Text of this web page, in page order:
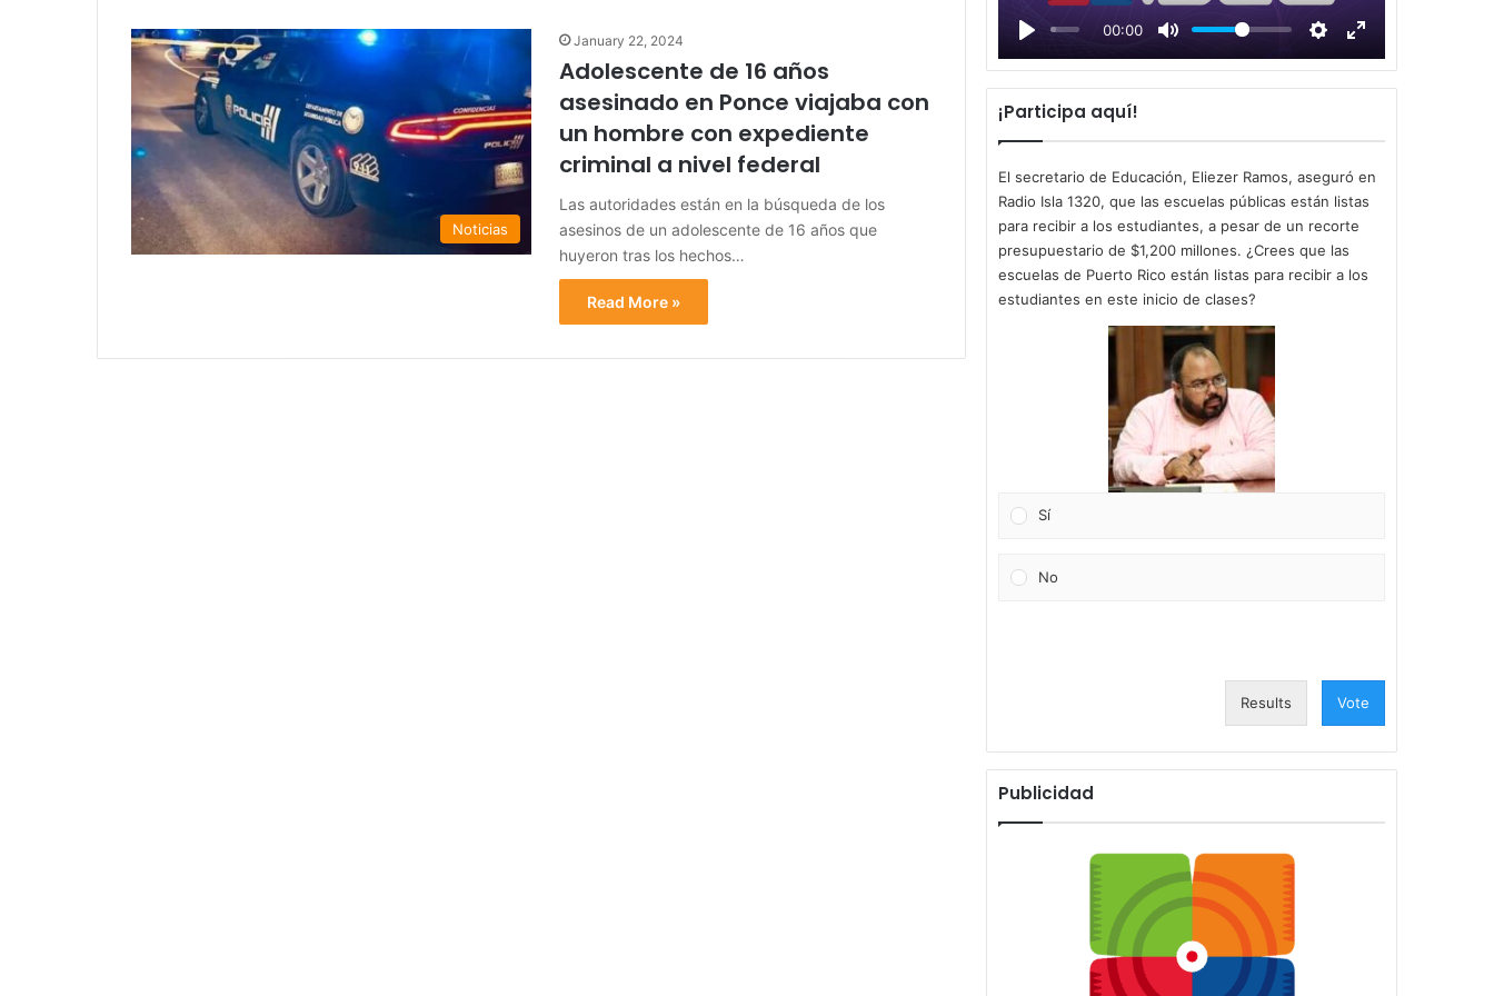
Noticias
January 22, 2024
Adolescente de 16 años
asesinado en Ponce viajaba con
un hombre con expediente
criminal a nivel federal
Las autoridades están en la búsqueda de los
asesinos de un adolescente de 16 años que
huyeron tras los hechos…
Read More »
00:00
l
a
y
¡Participa aquí!
El secretario de Educación, Eliezer Ramos, aseguró en
Radio Isla 1320, que las escuelas públicas están listas
para recibir a los estudiantes, a pesar de un recorte
presupuestario de $1,200 millones. ¿Crees que las
escuelas de Puerto Rico están listas para recibir a los
estudiantes en este inicio de clases?
Sí
No
Results Vote
Publicidad